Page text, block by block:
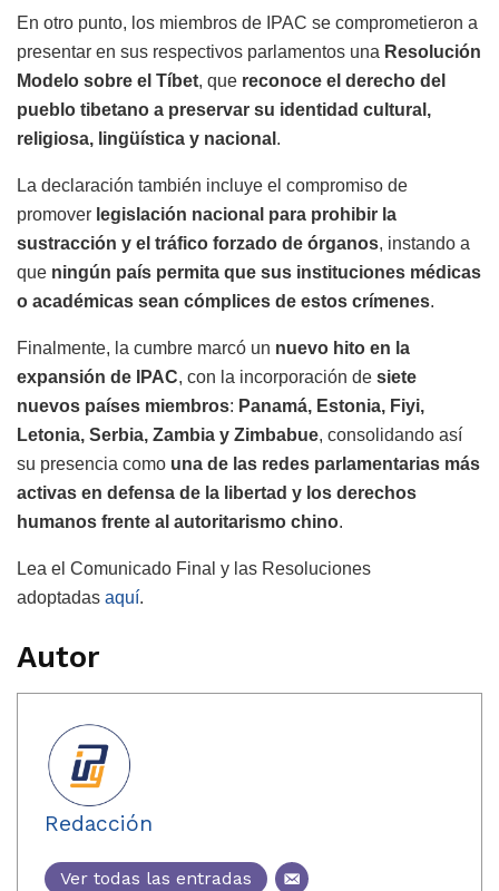
En otro punto, los miembros de IPAC se comprometieron a
presentar en sus respectivos parlamentos una Resolución
Modelo sobre el Tíbet, que reconoce el derecho del
pueblo tibetano a preservar su identidad cultural,
religiosa, lingüística y nacional .
La declaración también incluye el compromiso de
promover legislación nacional para prohibir la
sustracción y el tráfico forzado de órganos, instando a
que ningún país permita que sus instituciones médicas
o académicas sean cómplices de estos crímenes.
Finalmente, la cumbre marcó un nuevo hito en la
expansión de IPAC, con la incorporación de siete
nuevos países miembros: Panamá, Estonia, Fiyi,
Letonia, Serbia, Zambia y Zimbabue, consolidando así
su presencia como una de las redes parlamentarias más
activas en defensa de la libertad y los derechos
humanos frente al autoritarismo chino.
Lea el Comunicado Final y las Resoluciones
adoptadas aquí.
Autor
Redacción
Ver todas las entradas